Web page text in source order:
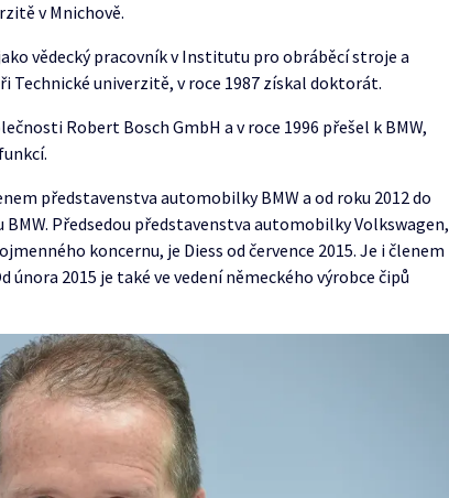
v Mnichově.
vědecký pracovník v Institutu pro obráběcí stroje a
Technické univerzitě, v roce 1987 získal doktorát.
Robert Bosch GmbH a v roce 1996 přešel k BMW,
představenstva automobilky BMW a od roku 2012 do
BMW. Předsedou představenstva automobilky Volkswagen,
koncernu, je Diess od července 2015. Je i členem
února 2015 je také ve vedení německého výrobce čipů